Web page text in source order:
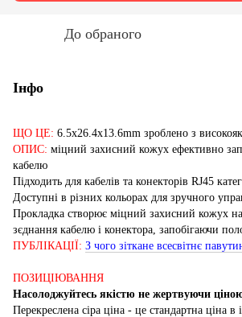
До обраного
Інфо
ЩО ЦЕ: 6.5x26.4x13.6mm зроблено з
ОПИС: міцний захисний кожух ефективно
кабелю
Підходить для кабелів та конекторів RJ45
Доступні в різних кольорах для зручного
Прокладка створює міцний захисний кожух
зєднання кабелю і конектора, запобігаючи
ПУБЛІКАЦІЇ: З чого зіткане всесвітнє
ПОЗИЦІЮВАННЯ
Насолоджуйтесь якістю не жертвуючи
Перекреслена сіра ціна - це стандартна ціна в